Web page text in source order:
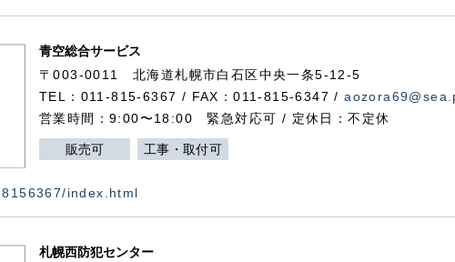
青空総合サービス
〒003-0011 北海道札幌市白石区中央一条5-12-5
TEL：011-815-6367 / FAX：011-815-6347 /
営業時間：9:00〜18:00 緊急対応可 / 定休日：不定休
販売可 工事・取付可
index.html
札幌西防犯センター